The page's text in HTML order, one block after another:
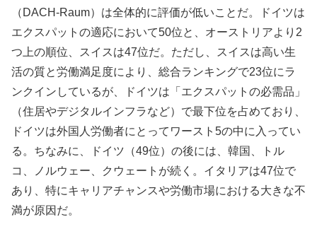
（DACH-Raum）は全体的に評価が低いことだ。ドイツは
エクスパットの適応において50位と、オーストリアより2
つ上の順位、スイスは47位だ。ただし、スイスは高い生
活の質と労働満足度により、総合ランキングで23位にラ
ンクインしているが、ドイツは「エクスパットの必需品」
（住居やデジタルインフラなど）で最下位を占めており、
ドイツは外国人労働者にとってワースト5の中に入ってい
る。ちなみに、ドイツ（49位）の後には、韓国、トル
コ、ノルウェー、クウェートが続く。イタリアは47位で
あり、特にキャリアチャンスや労働市場における大きな不
満が原因だ。